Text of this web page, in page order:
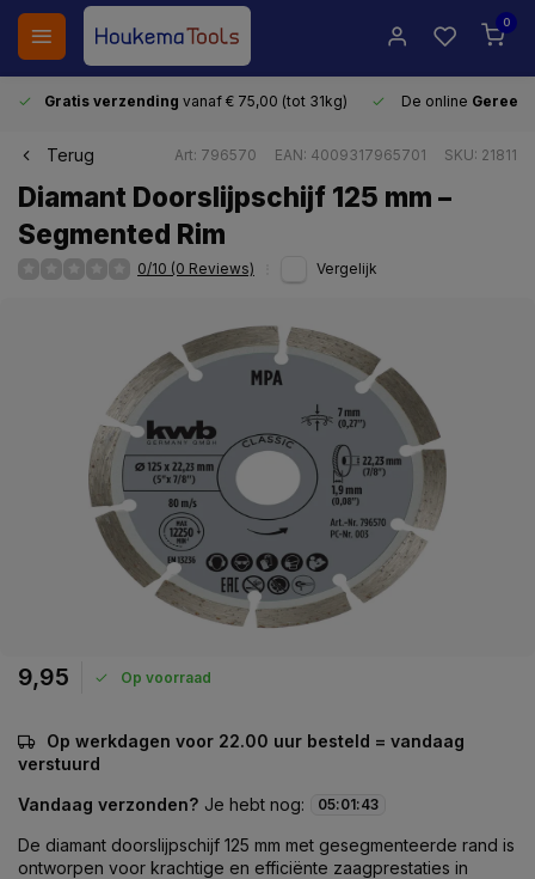
0
Gratis verzending vanaf € 75,00 (tot 31kg) De online
Terug Art: 796570 EAN: 4009317965701 SKU: 21811
Diamant Doorslijpschijf 125 mm –
Segmented Rim
0/10 (0 Reviews) Vergelijk
9,95 Op voorraad
Op werkdagen voor 22.00 uur besteld = vandaag
verstuurd
Vandaag verzonden? Je hebt nog: 05:01:43
De diamant doorslijpschijf 125 mm met gesegmenteerde rand is
ontworpen voor krachtige en efficiënte zaagprestaties in